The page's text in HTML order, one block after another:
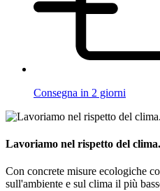
Consegna in 2 giorni
Lavoriamo nel rispetto del clima.
Con concrete misure ecologiche
sull'ambiente e sul clima il più